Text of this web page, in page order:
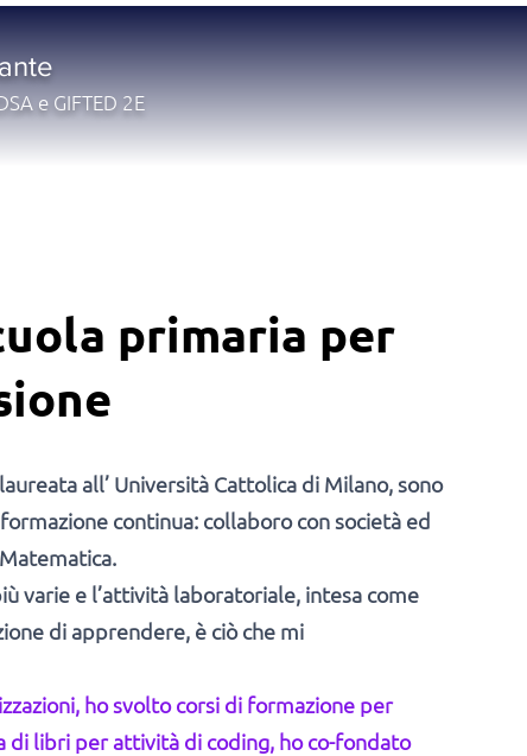
e GIFTED 2E
primaria per
all’ Università Cattolica di Milano, sono
continua: collaboro con società ed
varie e l’attività laboratoriale, intesa come
di apprendere, è ciò che mi
ho svolto corsi di formazione per
di libri per attività di coding, ho co-fondato